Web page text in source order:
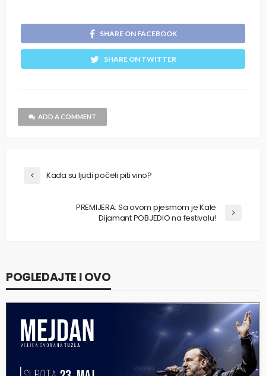
SHARE ON FACEBOOK
SHARE ON TWITTER
ADD A COMMENT
Kada su ljudi počeli piti vino?
PREMIJERA: Sa ovom pjesmom je Kale
Dijamant POBJEDIO na festivalu!
POGLEDAJTE I OVO